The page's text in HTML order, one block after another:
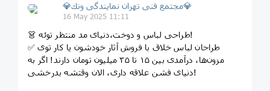
💎مجتمع فنى تهران نمايندگى ونك💎
16 May 2025 11:11
👗 طراحی لباس و دوخت،دنیای مد منتظر توئه!
✅ طراحان لباس خلاق با فروش آثار خودشون یا کار توی
مزون‌ها، درآمدی بین ۱۵ تا ۳۵ میلیون تومان دارند! اگر به
دنیای فشن علاقه داری، الان وقتشه بدرخشی!